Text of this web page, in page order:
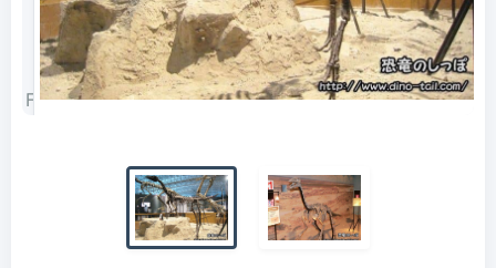
Fósil de esqueleto completo de Archaeornithomimus